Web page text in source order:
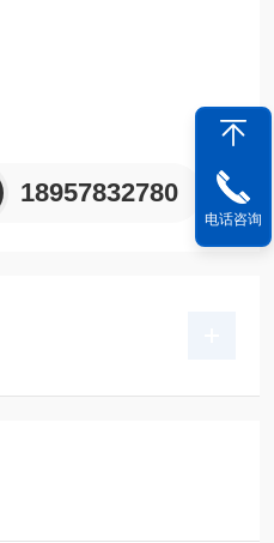
18957832780
电话咨询